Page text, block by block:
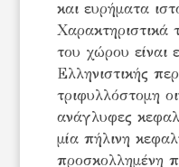
και ευρήματα
Χαρακτηριστικά
του χώρου είναι
Ελληνιστικής
τριφυλλόστομη
ανάγλυφες
μία πήλινη
προσκολλημένη